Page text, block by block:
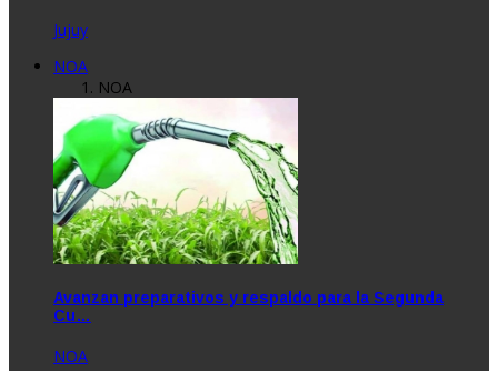
Jujuy
NOA
NOA
Avanzan preparativos y respaldo para la Segunda
Cu…
NOA